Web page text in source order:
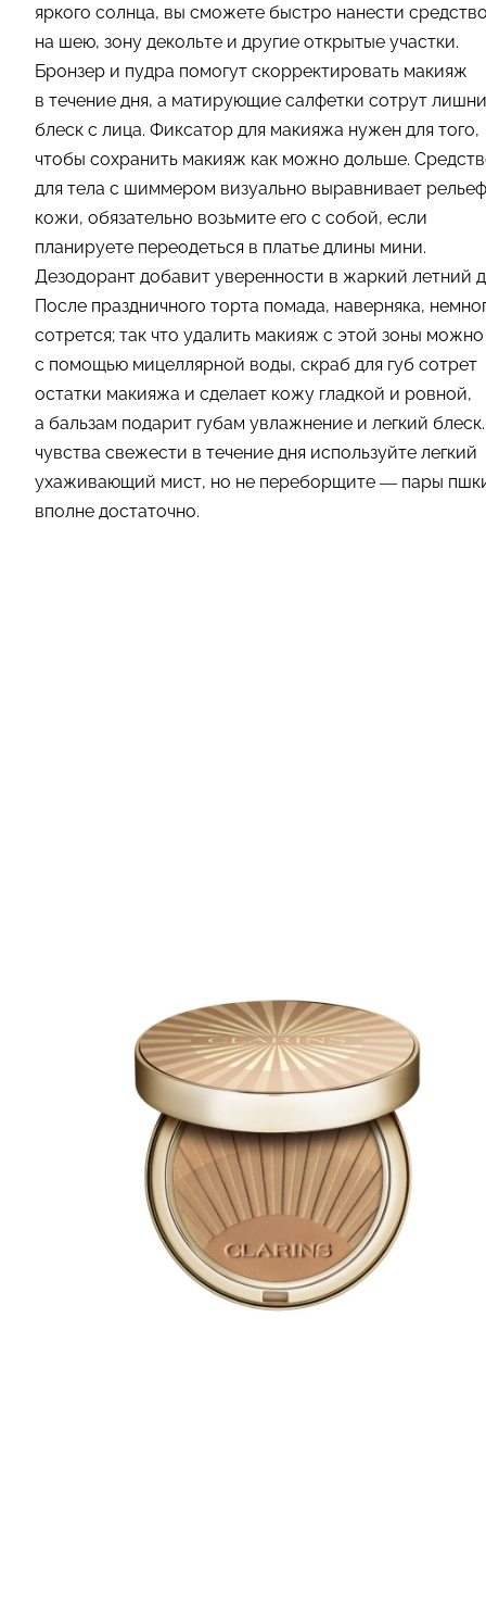
яркого солнца, вы сможете быстро нанести
на шею, зону декольте и другие открытые участки.
Бронзер и пудра помогут скорректировать макияж
в течение дня, а матирующие салфетки сотрут
блеск с лица. Фиксатор для макияжа нужен для того,
чтобы сохранить макияж как можно дольше.
для тела с шиммером визуально выравнивает рельеф
кожи, обязательно возьмите его с собой, если
планируете переодеться в платье длины мини.
Дезодорант добавит уверенности в жаркий летний
После праздничного торта помада, наверняка,
сотрется; так что удалить макияж с этой зоны можно
с помощью мицеллярной воды, скраб для губ сотрет
остатки макияжа и сделает кожу гладкой и ровной,
а бальзам подарит губам увлажнение и легкий
чувства свежести в течение дня используйте легкий
ухаживающий мист, но не переборщите — пары
вполне достаточно.